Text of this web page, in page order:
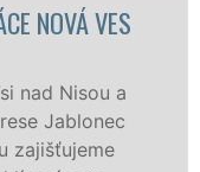
VYKLÍZECÍ